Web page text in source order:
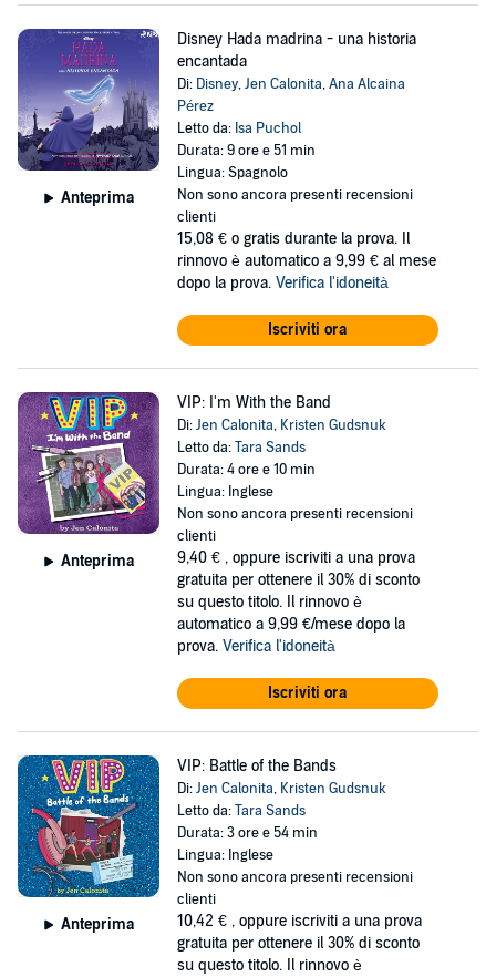
Anteprima
Disney Hada madrina - una historia
encantada
Di: Disney,Jen Calonita,Ana Alcaina
Pérez
Letto da: Isa Puchol
Durata: 9 ore e 51 min
Lingua: Spagnolo
Non sono ancora presenti recensioni
clienti
15,08 € o gratis durante la prova. Il
rinnovo è automatico a 9,99 € al mese
dopo la prova. Verifica l'idoneità
Iscriviti ora
Anteprima
VIP: I'm With the Band
Di:Jen Calonita, Kristen Gudsnuk
Letto da:Tara Sands
Durata: 4 ore e 10 min
Lingua: Inglese
Non sono ancora presenti recensioni
clienti
9,40 € , oppure iscriviti a una prova
gratuita per ottenere il 30% di sconto
su questo titolo. Il rinnovo è
automatico a 9,99 €/mese dopo la
prova. Verifica l'idoneità
Iscriviti ora
Anteprima
VIP: Battle of the Bands
Di:Jen Calonita, Kristen Gudsnuk
Letto da:Tara Sands
Durata: 3 ore e 54 min
Lingua: Inglese
Non sono ancora presenti recensioni
clienti
10,42 € , oppure iscriviti a una prova
gratuita per ottenere il 30% di sconto
su questo titolo. Il rinnovo è